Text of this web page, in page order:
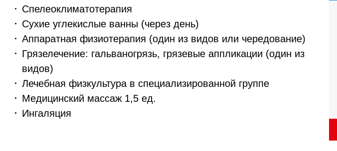
Спелеоклиматотерапия
Сухие углекислые ванны (через день)
Аппаратная физиотерапия (один из видов или чередование)
Грязелечение: гальваногрязь, грязевые аппликации (один из
видов)
Лечебная физкультура в специализированной группе
Медицинский массаж 1,5 ед.
Ингаляция